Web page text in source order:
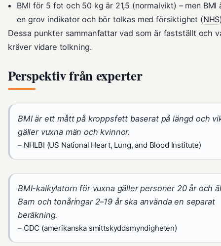
BMI för 5 fot och 50 kg är 21,5 (normalvikt) – men BMI
en grov indikator och bör tolkas med försiktighet (NHS
Dessa punkter sammanfattar vad som är fastställt och
kräver vidare tolkning.
Perspektiv från experter
BMI är ett mått på kroppsfett baserat på längd och
gäller vuxna män och kvinnor.
– NHLBI (US National Heart, Lung, and Blood Institute)
BMI-kalkylatorn för vuxna gäller personer 20 år och
Barn och tonåringar 2–19 år ska använda en separat
beräkning.
– CDC (amerikanska smittskyddsmyndigheten)